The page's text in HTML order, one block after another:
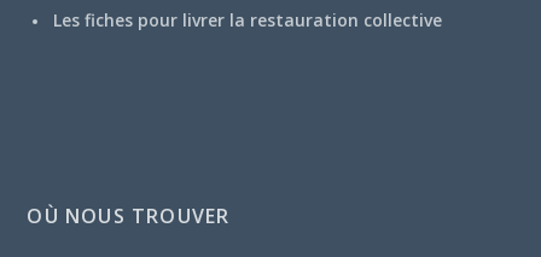
Les fiches pour livrer la restauration collective
OÙ NOUS TROUVER